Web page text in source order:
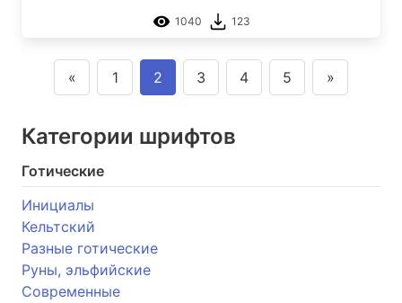
1040 123
« 1 2 3 4 5 »
Категории шрифтов
Готические
Инициалы
Кельтский
Разные готические
Руны, эльфийские
Современные